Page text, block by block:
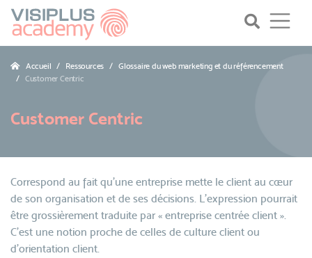
Accueil Ressources
Glossaire du web marketing et du référencement
Customer Centric
Customer Centric
Correspond au fait qu’une entreprise mette le client au cœur
de son organisation et de ses décisions. L’expression pourrait
être grossièrement traduite par « entreprise centrée client ».
C’est une notion proche de celles de culture client ou
d’orientation client.